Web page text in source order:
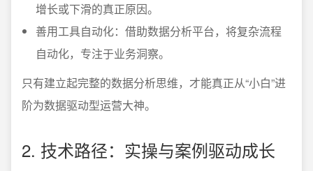
增长或下滑的真正原因。
善用工具自动化：借助数据分析平台，将复杂流程
自动化，专注于业务洞察。
只有建立起完整的数据分析思维，才能真正从“小白”进
阶为数据驱动型运营大神。
2. 技术路径：实操与案例驱动成长